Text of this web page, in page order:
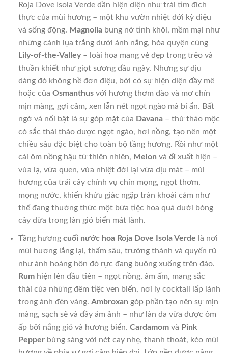
Roja Dove Isola Verde dần hiện diện như trái tim đích
thực của mùi hương – một khu vườn nhiệt đới kỳ diệu
và sống động. Magnoliabung nở tinh khôi, mềm mại như
những cánh lụa trắng dưới ánh nắng, hòa quyện cùng
Lily-of-the-Valley– loài hoa mang vẻ đẹp trong trẻo và
thuần khiết như giọt sương đầu ngày. Nhưng sự dịu
dàng đó không hề đơn điệu, bởi có sự hiện diện đầy mê
hoặc của Osmanthusvới hương thơm đào và mơ chín
mịn màng, gợi cảm, xen lẫn nét ngọt ngào mà bí ẩn. Bất
ngờ và nổi bật là sự góp mặt của Davana– thứ thảo mộc
có sắc thái thảo dược ngọt ngào, hơi nồng, tạo nên một
chiều sâu đặc biệt cho toàn bộ tầng hương. Rồi như một
cái ôm nồng hậu từ thiên nhiên, Melon và ổi xuất hiện –
vừa lạ, vừa quen, vừa nhiệt đới lại vừa dịu mát – mùi
hương của trái cây chính vụ chín mọng, ngọt thơm,
mọng nước, khiến khứu giác ngập tràn khoái cảm như
thể đang thưởng thức một bữa tiệc hoa quả dưới bóng
cây dừa trong làn gió biển mát lành.
Tầng hương cuối nước hoa Roja Dove Isola Verde là nơi
mùi hương lắng lại, thấm sâu, trưởng thành và quyến rũ
như ánh hoàng hôn đỏ rực đang buông xuống trên đảo.
Rumhiện lên đầu tiên – ngọt nồng, âm ấm, mang sắc
thái của những đêm tiệc ven biển, nơi ly cocktail lấp lánh
trong ánh đèn vàng. Ambroxan góp phần tạo nên sự mịn
màng, sạch sẽ và đầy ám ảnh – như làn da vừa được ôm
ấp bởi nắng gió và hương biển. Cardamomvà Pink
Pepperbừng sáng với nét cay nhẹ, thanh thoát, kéo mùi